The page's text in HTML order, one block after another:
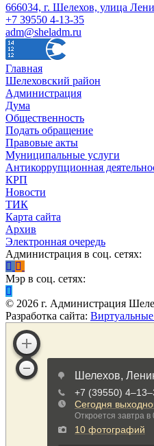
666034, г. Шелехов, улица
+7 39550 4-13-35
adm@sheladm.ru
Главная
Шелеховский район
Администрация
Дума
Общественность
Подать обращение
Правовые акты
Муниципальные услуги
Антикоррупционная
КРП
Новости
ТИК
Карта сайта
Архив
Электронная очередь
Администрация в соц. сетях:
Мэр в соц. сетях:
© 2026 г. Администрация
Разработка сайта: